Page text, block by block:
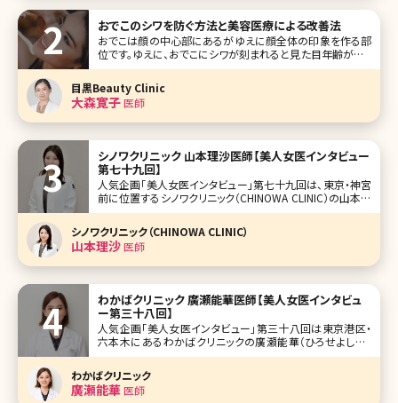
おでこのシワを防ぐ方法と美容医療による改善法
おでこは顔の中心部にあるがゆえに顔全体の印象を作る部
位です。ゆえに、おでこにシワが刻まれると見た目年齢が高く
なる印象を与えてしまいます。 おでこのシワは加齢によって
起こるスキントラブルの一種ですが、日常生活における生活
習慣にもシワが増える原因が隠れています。 本記事ではお
でこのシワができ
目黒Beauty Clinic
大森寛子医師
シノワクリニック 山本理沙医師【美人女医インタビュー
第七十九回】
人気企画「美人女医インタビュー」第七十九回は、東京・神宮
前に位置するシノワクリニック（CHINOWA CLINIC）の山本理
沙（やまもと りさ）先生です。 クマ取りを得意とする則本翔院
長が開業。美容皮膚科から美容外科まで幅広い施術を提供
シノワクリニック（CHINOWA CLINIC）
山本理沙医師
わかばクリニック 廣瀬能華医師【美人女医インタビュ
ー第三十八回】
人気企画「美人女医インタビュー」第三十八回は東京港区・
六本木にあるわかばクリニックの廣瀬能華（ひろせよしか）
医師です。 研修後、3年間救急医療の現場を経験をし、救急
学会では優秀な医師におくられる『WADA AWARD』を受賞。
分子整合栄養医学に精通し、内面からの美容を重視していま
す。 美容医
わかばクリニック
廣瀬能華医師